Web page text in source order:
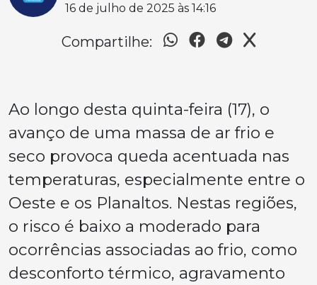
16 de julho de 2025 às 14:16
Compartilhe:
Ao longo desta quinta-feira (17), o
avanço de uma massa de ar frio e
seco provoca queda acentuada nas
temperaturas, especialmente entre o
Oeste e os Planaltos. Nestas regiões,
o risco é baixo a moderado para
ocorrências associadas ao frio, como
desconforto térmico, agravamento